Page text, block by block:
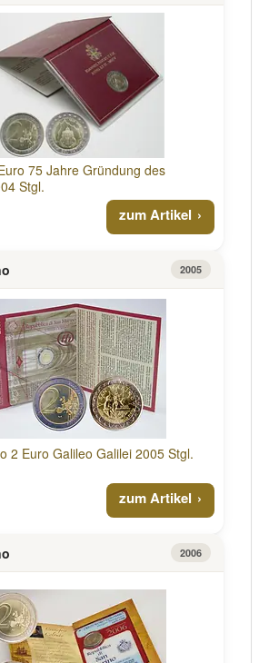
75 Jahre Gründung des
Stgl.
zum Artikel
2005
2 Euro Galileo Galilei 2005 Stgl.
zum Artikel
2006